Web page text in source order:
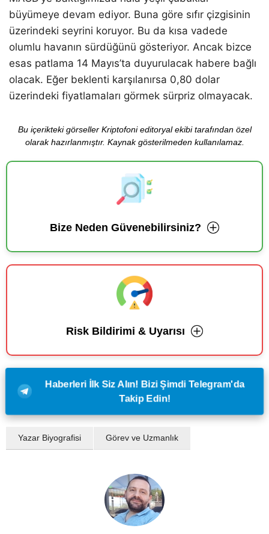
büyümeye devam ediyor. Buna göre sıfır çizgisinin
üzerindeki seyrini koruyor. Bu da kısa vadede
olumlu havanın sürdüğünü gösteriyor. Ancak bizce
esas patlama 14 Mayıs’ta duyurulacak habere bağlı
olacak. Eğer beklenti karşılanırsa 0,80 dolar
üzerindeki fiyatlamaları görmek sürpriz olmayacak.
Bu içerikteki görseller Kriptofoni editoryal ekibi tarafından özel
olarak hazırlanmıştır. Kaynak gösterilmeden kullanılamaz.
Bize Neden Güvenebilirsiniz?
Risk Bildirimi & Uyarısı
Haberleri İlk Siz Alın! Bizi Şimdi Telegram'da
Takip Edin!
Yazar Biyografisi Görev ve Uzmanlık